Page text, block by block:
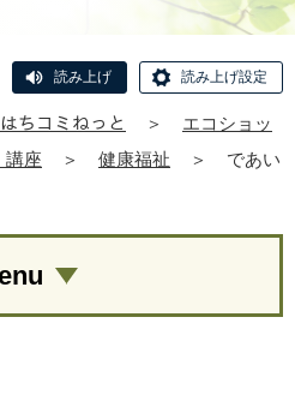
読み上げ 読み上げ設定
ちコミねっと ＞
エコショッ
講座 ＞ 健康福祉 ＞
であい